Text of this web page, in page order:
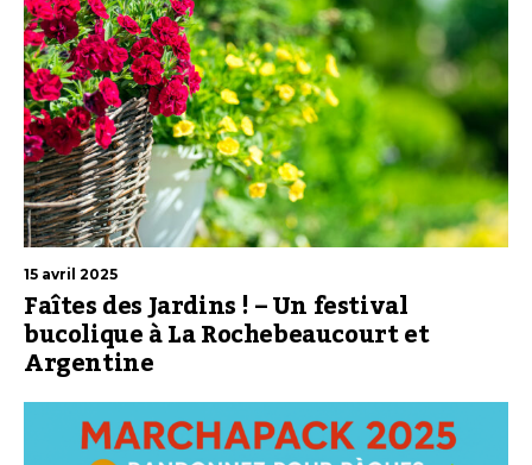
15 avril 2025
Faîtes des Jardins ! – Un festival
bucolique à La Rochebeaucourt et
Argentine